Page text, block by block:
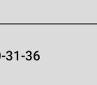
31-36